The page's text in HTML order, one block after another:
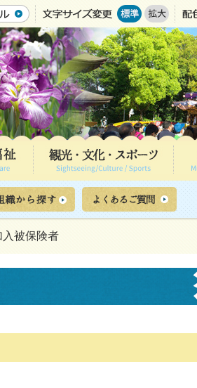
入被保険者